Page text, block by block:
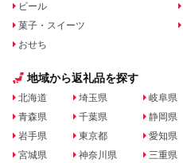
ビール
菓子・スイーツ
おせち
地域から返礼品を探す
北海道
青森県
岩手県
宮城県
埼玉県
千葉県
東京都
神奈川県
岐阜県
静岡県
愛知県
三重県